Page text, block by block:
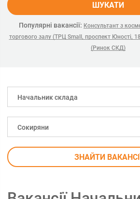
ШУКАТИ
Популярні вакансії: Консультант з
торгового залу (ТРЦ Small, проспект Юності,
(Ринок СКД)
Начальник склада
Сокиряни
ЗНАЙТИ